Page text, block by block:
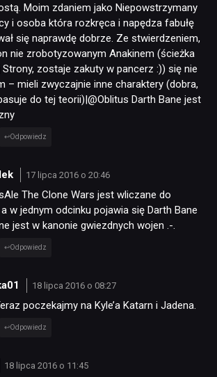
Moim zdaniem jako Niepowstrzymany
i osoba która rozkręca i napędza fabułę
się naprawdę dobrze. Ze stwierdzeniem,
nie zrobotyzowanym Anakinem (ścieżka
Strony, zostaje zakuty w pancerz :)) się nie
– mieli zwyczajnie inne charaktery (dobra,
do tej teorii)|@Oblitus Darth Bane jest
Odpowiedz
17 lipca 2016 o 20:46
The Clone Wars jest wliczane do
w jednym odcinku pojawia się Darth Bane
jest w kanonie gwiezdnych wojen .-.
Odpowiedz
18 lipca 2016 o 08:27
poczekajmy na Kyle’a Katarn i Jadena.
Odpowiedz
18 lipca 2016 o 11:45